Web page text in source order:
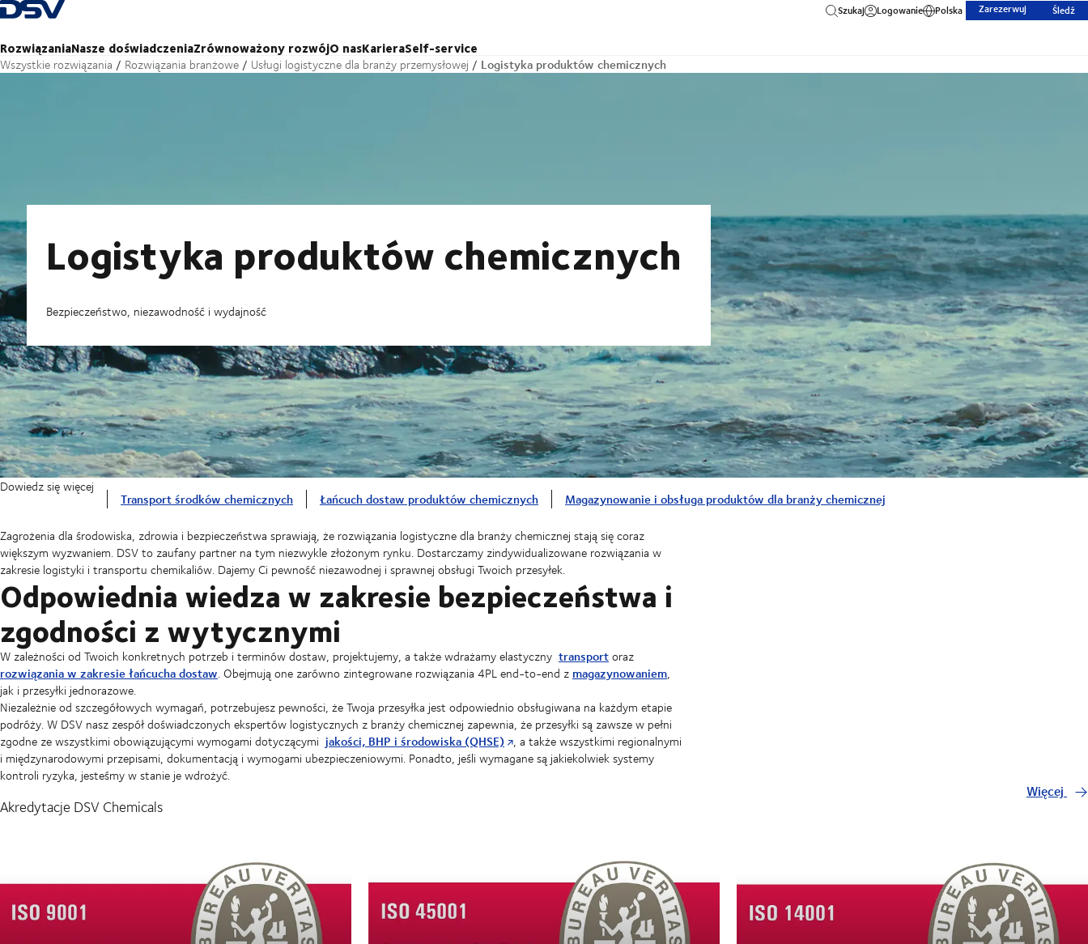
Cofnij do strony głównej
RozwiązaniaNasze doświadczeniaZrównoważony rozwójO nasKarieraSelf-service
Szukaj Logowanie Polska Zarezerwuj Śledź
Wszystkie rozwiązania Rozwiązania branżowe Usługi logistyczne dla branży przemysłowej Logistyka produktów chemicznych
Logistyka produktów chemicznych
Bezpieczeństwo, niezawodność i wydajność
Dowiedz się więcej
Transport środków chemicznych Łańcuch dostaw produktów chemicznych Magazynowanie i obsługa produktów dla branży chemicznej
Zagrożenia dla środowiska, zdrowia i bezpieczeństwa sprawiają, że rozwiązania logistyczne dla branży chemicznej stają się coraz
większym wyzwaniem. DSV to zaufany partner na tym niezwykle złożonym rynku. Dostarczamy zindywidualizowane rozwiązania w
zakresie logistyki i transportu chemikaliów. Dajemy Ci pewność niezawodnej i sprawnej obsługi Twoich przesyłek.
Odpowiednia wiedza w zakresie bezpieczeństwa i
zgodności z wytycznymi
W zależności od Twoich konkretnych potrzeb i terminów dostaw, projektujemy, a także wdrażamy elastyczny transportoraz
rozwiązania w zakresie łańcucha dostaw. Obejmują one zarówno zintegrowane rozwiązania 4PL end-to-end z magazynowaniem,
jak i przesyłki jednorazowe.
Niezależnie od szczegółowych wymagań, potrzebujesz pewności, że Twoja przesyłka jest odpowiednio obsługiwana na każdym etapie
podróży. W DSV nasz zespół doświadczonych ekspertów logistycznych z branży chemicznej zapewnia, że przesyłki są zawsze w pełni
zgodne ze wszystkimi obowiązującymi wymogami dotyczącymi jakości, BHP i środowiska (QHSE) , a także wszystkimi regionalnymi
i międzynarodowymi przepisami, dokumentacją i wymogami ubezpieczeniowymi. Ponadto, jeśli wymagane są jakiekolwiek systemy
kontroli ryzyka, jesteśmy w stanie je wdrożyć.
Akredytacje DSV Chemicals
Więcej